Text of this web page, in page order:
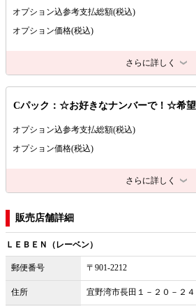
オプション込参考支払総額(税込)
オプション価格(税込)
さらに詳しく
Cパック：☆お好きなナンバーで！☆希
オプション込参考支払総額(税込)
オプション価格(税込)
さらに詳しく
販売店舗詳細
ＬＥＢＥＮ（レーベン）
郵便番号 〒901-2212
住所 宜野湾市長田１－２０－２４